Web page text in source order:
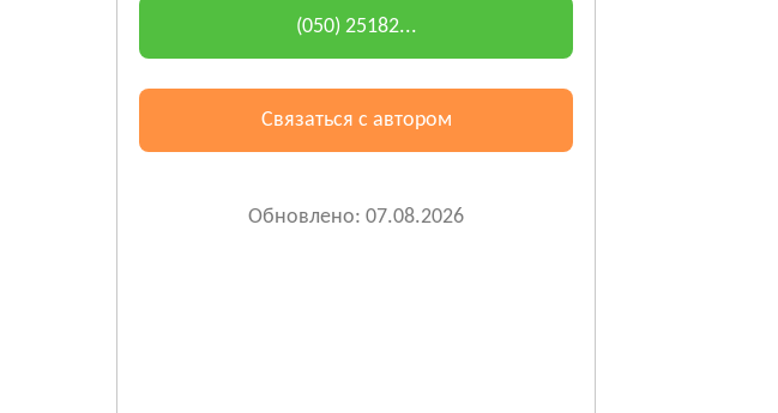
(050) 25182...
Связаться с автором
Обновлено: 07.08.2026